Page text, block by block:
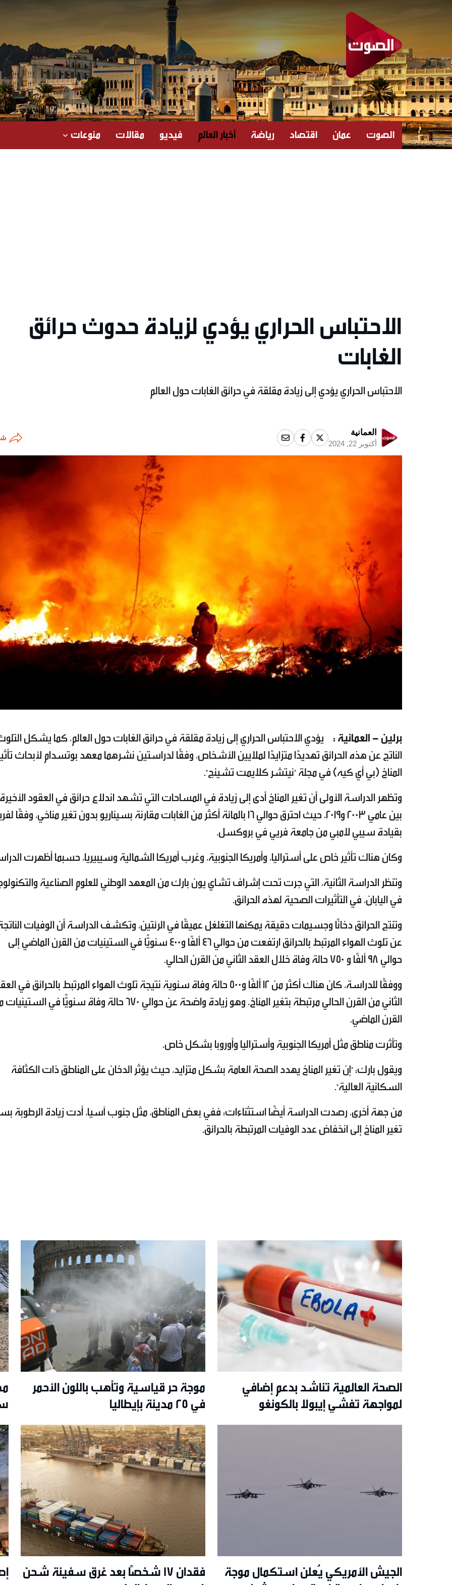
الصوت عمان اقتصاد رياضة أخبار العالم فيديو مقالات منوعات
الاحتباس الحراري يؤدي لزيادة حدوث حرائق
الغابات
الاحتباس الحراري يؤدي إلى زيادة مقلقة في حرائق الغابات حول العالم
العمانية
أكتوبر 22, 2024
برلين - العمانية :
يؤدي الاحتباس الحراري إلى زيادة مقلقة في حرائق الغابات حول العالم، كما يشكل
الناتج عن هذه الحرائق تهديدًا متزايدًا لملايين الأشخاص، وفقًا لدراستين نشرهما معهد بوتسدام لأبحاث
المناخ (بي أي كيه) في مجلة "نيتشر كلايمت تشينج".
وتظهر الدراسة الأولى أن تغير المناخ أدى إلى زيادة في المساحات التي تشهد اندلاع حرائق في العقود
بين عامي 2003 و2019، حيث احترق حوالي 16 بالمائة أكثر من الغابات مقارنة بسيناريو بدون تغير مناخي، وفقًا
بقيادة سيبي لامبي من جامعة فريي في بروكسل.
وكان هناك تأثير خاص على أستراليا، وأمريكا الجنوبية، وغرب أمريكا الشمالية وسيبيريا، حسبما أظهرت
وتنظر الدراسة الثانية، التي جرت تحت إشراف تشاي يون بارك من المعهد الوطني للعلوم الصناعية
في اليابان، في التأثيرات الصحية لهذه الحرائق.
وتنتج الحرائق دخانًا وجسيمات دقيقة يمكنها التغلغل عميقًا في الرئتين، وتكشف الدراسة أن الوفيات
عن تلوث الهواء المرتبط بالحرائق ارتفعت من حوالي 46 ألفًا و400 سنويًّا في الستينيات من القرن الماضي إلى
حوالي 98 ألفًا و 750 حالة وفاة خلال العقد الثاني من القرن الحالي.
ووفقًا للدراسة، كان هناك أكثر من 12 ألفًا و500 حالة وفاة سنوية نتيجة تلوث الهواء المرتبط بالحرائق في
الثاني من القرن الحالي مرتبطة بتغير المناخ، وهو زيادة واضحة عن حوالي 670 حالة وفاة سنويًّا في
القرن الماضي.
وتأثرت مناطق مثل أمريكا الجنوبية وأستراليا وأوروبا بشكل خاص.
ويقول بارك: "إن تغير المناخ يهدد الصحة العامة بشكل متزايد، حيث يؤثر الدخان على المناطق ذات الكثافة
السكانية العالية".
من جهة أخرى، رصدت الدراسة أيضًا استثناءات: ففي بعض المناطق، مثل جنوب آسيا، أدت زيادة الرطوبة
تغير المناخ إلى انخفاض عدد الوفيات المرتبطة بالحرائق.
الصحة العالمية تناشد بدعم إضافي
لمواجهة تفشي إيبولا بالكونغو
موجة حر قياسية وتأهب باللون الأحمر
في 25 مدينة بإيطاليا
الجيش الأمريكي يُعلن استكمال موجة
فقدان 17 شخصًا بعد غرق سفينة شحن
إصابة